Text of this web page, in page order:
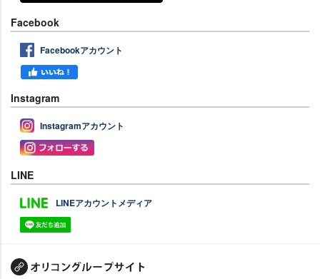
Facebook
Facebookアカウント
Instagram
Instagramアカウント
LINE
LINEアカウントメディア